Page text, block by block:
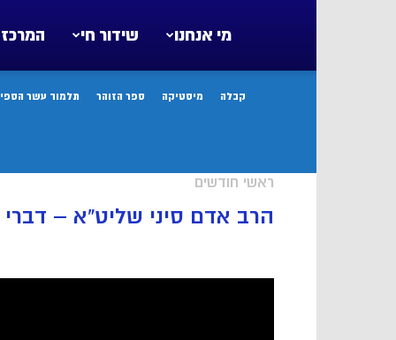
המרכז שידור חי מי אנחנו
קבלה מיסטיקה ספר הזוהר תלמוד עשר
ראשי חודשים
הרב אדם סיני שליט”א –